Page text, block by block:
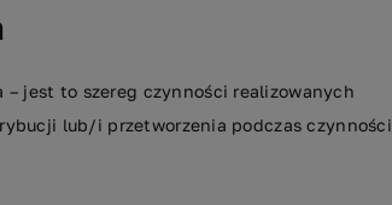
– jest to szereg czynności realizowanych
lub/i przetworzenia podczas czynności